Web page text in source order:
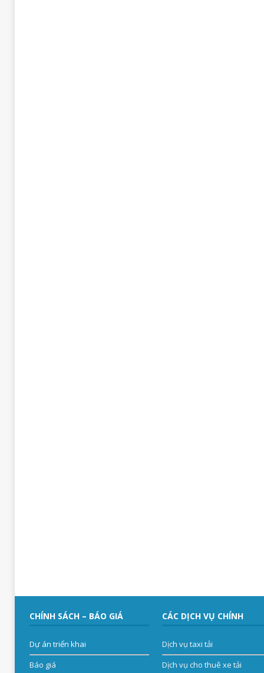
CHÍNH SÁCH – BÁO GIÁ
Dự án triển khai
Báo giá
CÁC DỊCH VỤ CHÍNH
Dịch vụ taxi tải
Dịch vụ cho thuê xe tải